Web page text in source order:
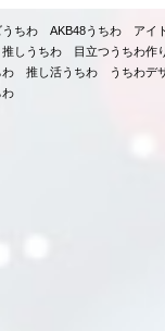
うちわ AKB48うちわ アイ
推しうちわ 目立つうちわ作
わ 推し活うちわ うちわデ
わ